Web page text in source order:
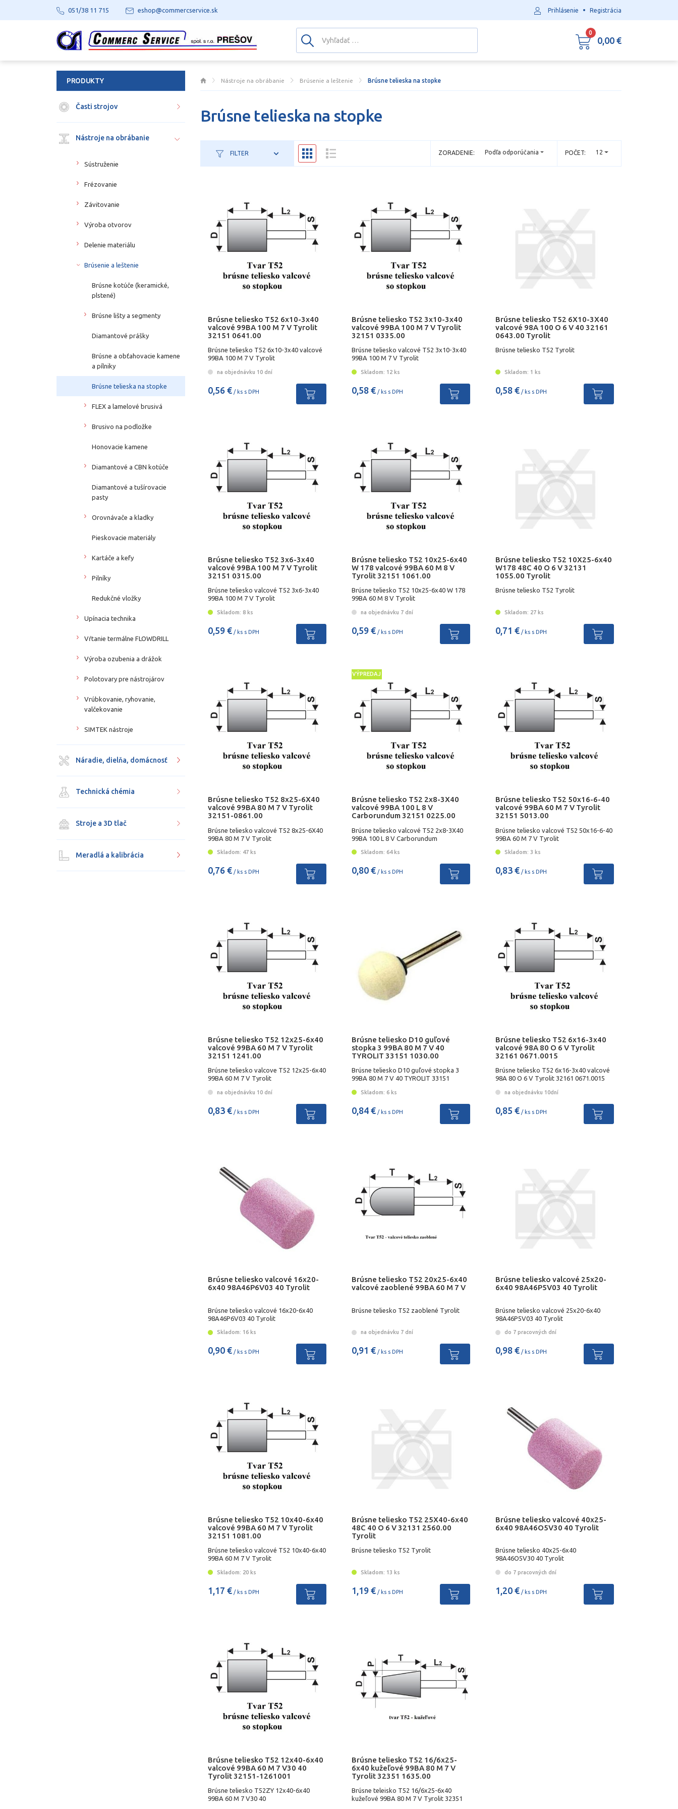
Nástroje na obrábanie Brúsenie a leštenie Brúsne telieska na stopke
Brúsne telieska na stopke
FILTER POČET: 12
ZORADENIE: Podľa odporúčania
Brúsne teliesko T52 6x10-3x40
valcové 99BA 100 M 7 V Tyrolit
32151 0641.00
Brúsne teliesko T52 6x10-3x40 valcové
99BA 100 M 7 V Tyrolit
na objednávku 10 dní
0,56 € / ks s DPH
Brúsne teliesko T52 3x10-3x40
valcové 99BA 100 M 7 V Tyrolit
32151 0335.00
Brúsne teliesko valcové T52 3x10-3x40
99BA 100 M 7 V Tyrolit
Skladom: 12 ks
0,58 €/ ks s DPH
Brúsne teliesko T52 6X10-3X40
valcové 98A 100 O 6 V 40 32161
0643.00 Tyrolit
Brúsne teliesko T52 Tyrolit
Skladom: 1 ks
0,58 €/ ks s DPH
Brúsne teliesko T52 3x6-3x40
valcové 99BA 100 M 7 V Tyrolit
32151 0315.00
Brúsne teliesko valcové T52 3x6-3x40
99BA 100 M 7 V Tyrolit
Skladom: 8 ks
0,59 € / ks s DPH
Brúsne teliesko T52 10x25-6x40
W 178 valcové 99BA 60 M 8 V
Tyrolit 32151 1061.00
Brúsne teliesko T52 10x25-6x40 W 178
99BA 60 M 8 V Tyrolit
na objednávku 7 dní
0,59 €/ ks s DPH
Brúsne teliesko T52 10X25-6x40
W178 48C 40 O 6 V 32131
1055.00 Tyrolit
Brúsne teliesko T52 Tyrolit
Skladom: 27 ks
0,71 €/ ks s DPH
Brúsne teliesko T52 8x25-6X40
valcové 99BA 80 M 7 V Tyrolit
32151-0861.00
Brúsne teliesko valcové T52 8x25-6X40
99BA 80 M 7 V Tyrolit
Skladom: 47 ks
0,76 € / ks s DPH
VÝPREDAJ
Brúsne teliesko T52 2x8-3X40
valcové 99BA 100 L 8 V
Carborundum 32151 0225.00
Brúsne teliesko valcové T52 2x8-3X40
99BA 100 L 8 V Carborundum
Skladom: 64 ks
0,80 €/ ks s DPH
Brúsne teliesko T52 50x16-6-40
valcové 99BA 60 M 7 V Tyrolit
32151 5013.00
Brúsne teliesko valcové T52 50x16-6-40
99BA 60 M 7 V Tyrolit
Skladom: 3 ks
0,83 €/ ks s DPH
Brúsne teliesko T52 12x25-6x40
valcové 99BA 60 M 7 V Tyrolit
32151 1241.00
Brúsne teliesko valcove T52 12x25-6x40
99BA 60 M 7 V Tyrolit
na objednávku 10 dní
0,83 € / ks s DPH
Brúsne teliesko D10 guľové
stopka 3 99BA 80 M 7 V 40
TYROLIT 33151 1030.00
Brúsne teliesko D10 guľové stopka 3
99BA 80 M 7 V 40 TYROLIT 33151
Skladom: 6 ks
0,84 €/ ks s DPH
Brúsne teliesko T52 6x16-3x40
valcové 98A 80 O 6 V Tyrolit
32161 0671.0015
Brúsne teliesko T52 6x16-3x40 valcové
98A 80 O 6 V Tyrolit 32161 0671.0015
na objednávku 10dní
0,85 €/ ks s DPH
Brúsne teliesko valcové 16x20-
6x40 98A46P6V03 40 Tyrolit
Brúsne teliesko valcové 16x20-6x40
98A46P6V03 40 Tyrolit
Skladom: 16 ks
0,90 € / ks s DPH
Brúsne teliesko T52 20x25-6x40
valcové zaoblené 99BA 60 M 7 V
Brúsne teliesko T52 zaoblené Tyrolit
na objednávku 7 dní
0,91 €/ ks s DPH
Brúsne teliesko valcové 25x20-
6x40 98A46P5V03 40 Tyrolit
Brúsne teliesko valcové 25x20-6x40
98A46P5V03 40 Tyrolit
do 7 pracovných dní
0,98 €/ ks s DPH
Brúsne teliesko T52 10x40-6x40
valcové 99BA 60 M 7 V Tyrolit
32151 1081.00
Brúsne teliesko valcové T52 10x40-6x40
99BA 60 M 7 V Tyrolit
Skladom: 20 ks
1,17 € / ks s DPH
Brúsne teliesko T52 25X40-6x40
48C 40 O 6 V 32131 2560.00
Tyrolit
Brúsne teliesko T52 Tyrolit
Skladom: 13 ks
1,19 €/ ks s DPH
Brúsne teliesko valcové 40x25-
6x40 98A46O5V30 40 Tyrolit
Brúsne teliesko 40x25-6x40
98A46O5V30 40 Tyrolit
do 7 pracovných dní
1,20 €/ ks s DPH
Brúsne teliesko T52 12x40-6x40
valcové 99BA 60 M 7 V30 40
Tyrolit 32151-1261001
Brúsne teliesko T52ZY 12x40-6x40
99BA 60 M 7 V30 40
Brúsne teliesko T52 16/6x25-
6x40 kužeľové 99BA 80 M 7 V
Tyrolit 32351 1635.00
Brúsne teleisko T52 16/6x25-6x40
kužeľové 99BA 80 M 7 V Tyrolit 32351
PRODUKTY
Časti strojov
Nástroje na obrábanie
Sústruženie
Frézovanie
Závitovanie
Výroba otvorov
Delenie materiálu
Brúsenie a leštenie
Brúsne kotúče (keramické,
plstené)
Brúsne lišty a segmenty
Diamantové prášky
Brúsne a obťahovacie kamene
a pílniky
Brúsne telieska na stopke
FLEX a lamelové brusivá
Brusivo na podložke
Honovacie kamene
Diamantové a CBN kotúče
Diamantové a tušírovacie
pasty
Orovnávače a kladky
Pieskovacie materiály
Kartáče a kefy
Pilníky
Redukčné vložky
Upínacia technika
Vŕtanie termálne FLOWDRILL
Výroba ozubenia a drážok
Polotovary pre nástrojárov
Vrúbkovanie, ryhovanie,
valčekovanie
SIMTEK nástroje
Náradie, dielňa, domácnosť
Technická chémia
Stroje a 3D tlač
Meradlá a kalibrácia
051/38 11 715 eshop@commercservice.sk Prihlásenie • Registrácia
0
0,00 €